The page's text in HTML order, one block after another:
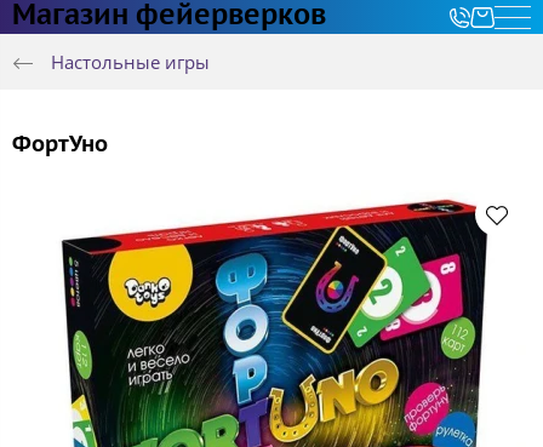
Магазин фейерверков
Настольные игры
ФортУно